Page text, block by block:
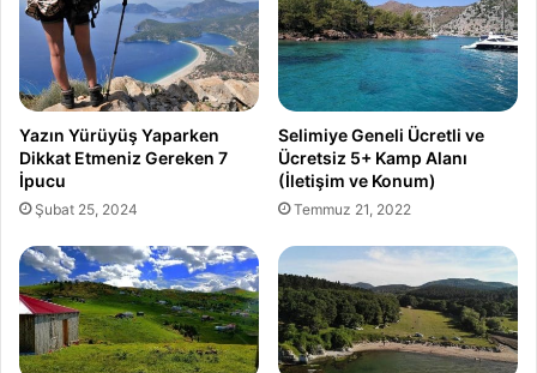
Yazın Yürüyüş Yaparken
Dikkat Etmeniz Gereken 7
İpucu
Şubat 25, 2024
Selimiye Geneli Ücretli ve
Ücretsiz 5+ Kamp Alanı
(İletişim ve Konum)
Temmuz 21, 2022